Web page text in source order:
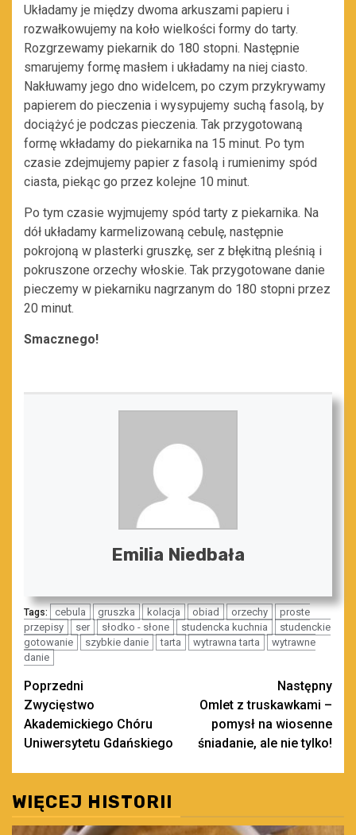
Układamy je między dwoma arkuszami papieru i
rozwałkowujemy na koło wielkości formy do tarty.
Rozgrzewamy piekarnik do 180 stopni. Następnie
smarujemy formę masłem i układamy na niej ciasto.
Nakłuwamy jego dno widelcem, po czym przykrywamy
papierem do pieczenia i wysypujemy suchą fasolą, by
dociążyć je podczas pieczenia. Tak przygotowaną
formę wkładamy do piekarnika na 15 minut. Po tym
czasie zdejmujemy papier z fasolą i rumienimy spód
ciasta, piekąc go przez kolejne 10 minut.
Po tym czasie wyjmujemy spód tarty z piekarnika. Na
dół układamy karmelizowaną cebulę, następnie
pokrojoną w plasterki gruszkę, ser z błękitną pleśnią i
pokruszone orzechy włoskie. Tak przygotowane danie
pieczemy w piekarniku nagrzanym do 180 stopni przez
20 minut.
Smacznego!
Emilia Niedbała
Tags: cebula gruszka kolacja obiad orzechy
proste
przepisy
ser słodko - słone studencka kuchnia
studenckie
gotowanie
szybkie danie tarta wytrawna tarta
wytrawne
danie
Zobacz
wpisy
Poprzedni
Zwycięstwo
Akademickiego Chóru
Uniwersytetu Gdańskiego
Następny
Omlet z truskawkami –
pomysł na wiosenne
śniadanie, ale nie tylko!
WIĘCEJ HISTORII